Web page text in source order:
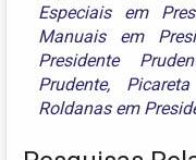
Especiais em
Manuais em
Presidente
Prudente,
Roldanas em